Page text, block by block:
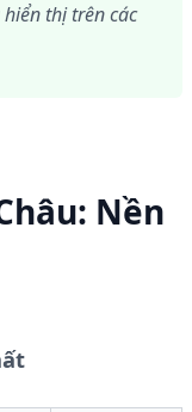
thị trên các
Nền